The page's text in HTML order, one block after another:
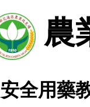
農
安全用藥